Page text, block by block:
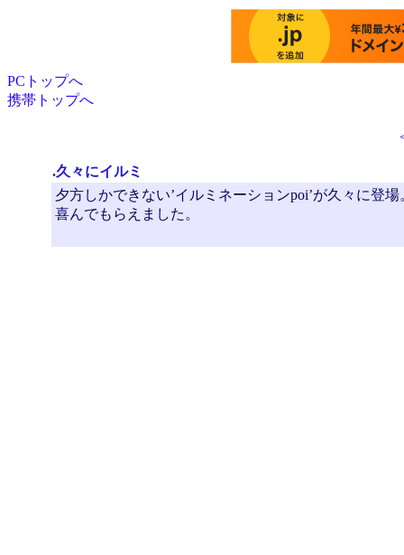
PCトップへ
携帯トップへ
.久々にイルミ
夕方しかできない’イルミネーションpoi’が久々に登場
喜んでもらえました。